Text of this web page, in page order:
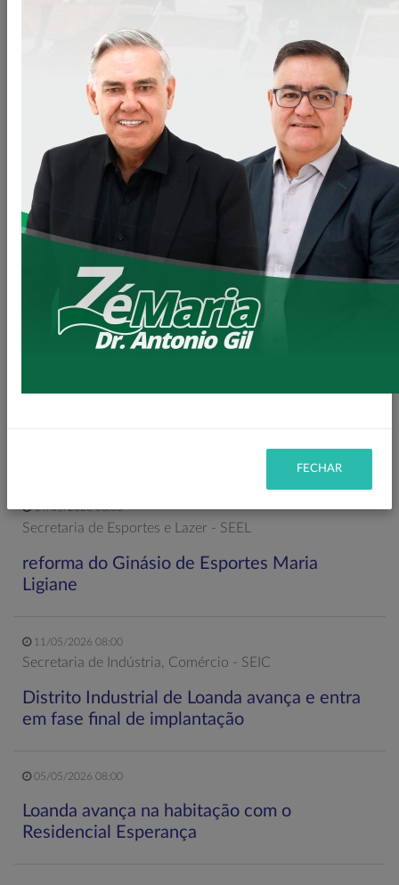
VOLTAR
LEIA MAIS
11/06/2026 20:00
Secretaria de Planejamento – SEPL
Pavimentação da Estrada do Baú avança com
mais 3,6 km de asfalto rural
Gabinete do Prefeito – GPRE
cumpre agenda institucional em Loanda
14/05/2026 08:00
Secretaria de Esportes e Lazer - SEEL
reforma do Ginásio de Esportes Maria
Ligiane
11/05/2026 08:00
Secretaria de Indústria, Comércio - SEIC
Distrito Industrial de Loanda avança e entra
em fase final de implantação
05/05/2026 08:00
Loanda avança na habitação com o
Residencial Esperança
FECHAR